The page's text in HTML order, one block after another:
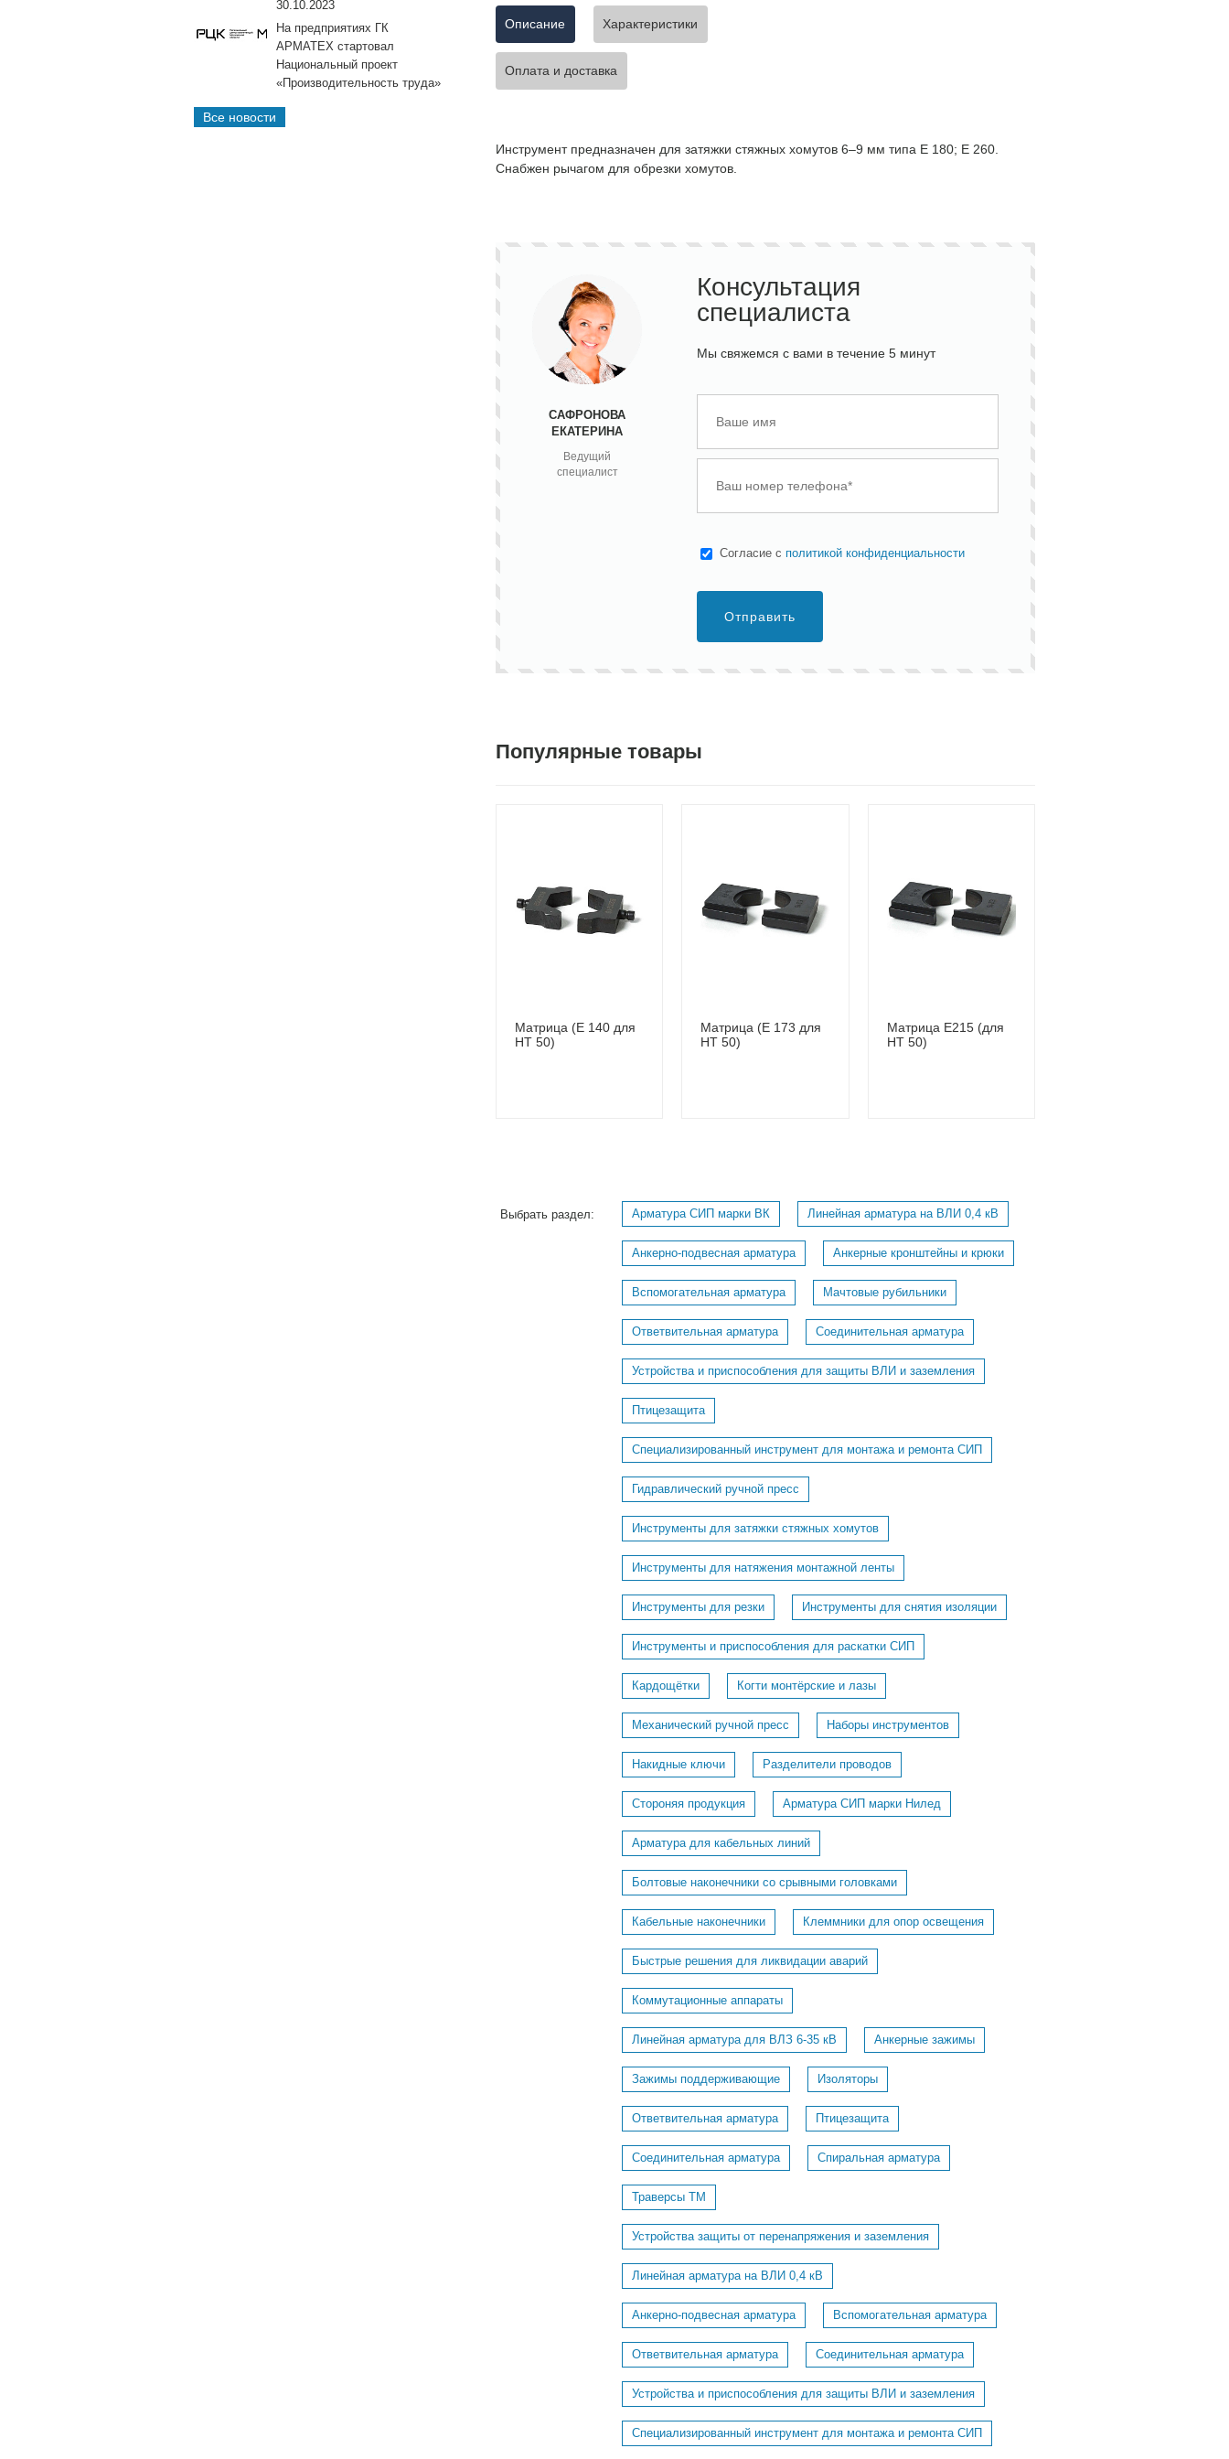
30.10.2023
На предприятиях ГК
АРМАТЕХ стартовал
Национальный проект
«Производительность труда»
Все новости
Описание Характеристики
Оплата и доставка
Инструмент предназначен для затяжки стяжных хомутов 6–9 мм типа E 180; E 260.
Снабжен рычагом для обрезки хомутов.
САФРОНОВА
ЕКАТЕРИНА
Ведущий
специалист
Консультация
специалиста
Мы свяжемся с вами в течение 5 минут
Cогласие с политикой конфиденциальности
Отправить
Популярные товары
Матрица (E 140 для
HT 50)
Матрица (E 173 для
HT 50)
Матрица Е215 (для
HT 50)
Выбрать раздел: Арматура СИП марки ВК Линейная арматура на ВЛИ 0,4 кВ
Анкерно-подвесная арматура Анкерные кронштейны и крюки
Вспомогательная арматура Мачтовые рубильники
Ответвительная арматура Соединительная арматура
Устройства и приспособления для защиты ВЛИ и заземления
Птицезащита
Специализированный инструмент для монтажа и ремонта СИП
Гидравлический ручной пресс
Инструменты для затяжки стяжных хомутов
Инструменты для натяжения монтажной ленты
Инструменты для резки Инструменты для снятия изоляции
Инструменты и приспособления для раскатки СИП
Кардощётки Когти монтёрские и лазы
Механический ручной пресс Наборы инструментов
Накидные ключи Разделители проводов
Стороняя продукция Арматура СИП марки Нилед
Арматура для кабельных линий
Болтовые наконечники со срывными головками
Кабельные наконечники Клеммники для опор освещения
Быстрые решения для ликвидации аварий
Коммутационные аппараты
Линейная арматура для ВЛЗ 6-35 кВ Анкерные зажимы
Зажимы поддерживающие Изоляторы
Ответвительная арматура Птицезащита
Соединительная арматура Спиральная арматура
Траверсы ТМ
Устройства защиты от перенапряжения и заземления
Линейная арматура на ВЛИ 0,4 кВ
Анкерно-подвесная арматура Вспомогательная арматура
Ответвительная арматура Соединительная арматура
Устройства и приспособления для защиты ВЛИ и заземления
Специализированный инструмент для монтажа и ремонта СИП